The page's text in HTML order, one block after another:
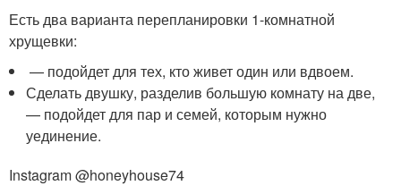
Есть два варианта перепланировки 1-комнатной
хрущевки:
— подойдет для тех, кто живет один или вдвоем.
Сделать двушку, разделив большую комнату на две,
— подойдет для пар и семей, которым нужно
уединение.
Instagram @honeyhouse74